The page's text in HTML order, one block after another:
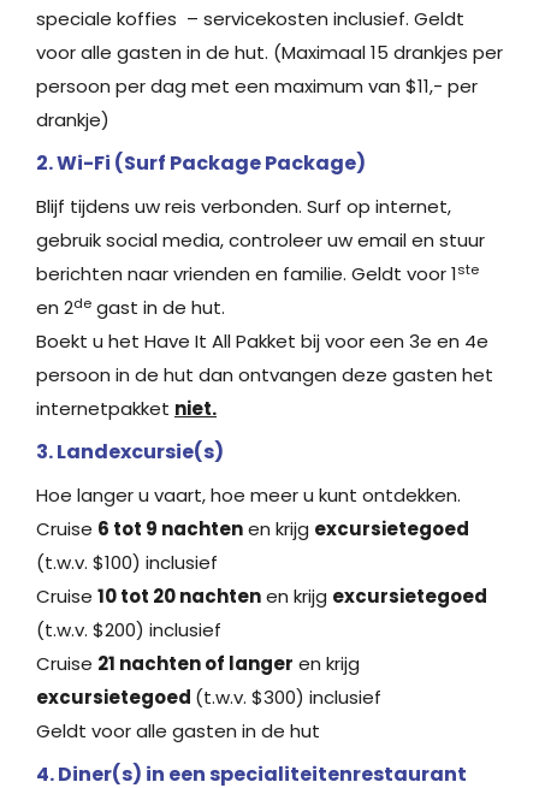
speciale koffies – servicekosten inclusief. Geldt
voor alle gasten in de hut. (Maximaal 15 drankjes per
persoon per dag met een maximum van $11,- per
drankje)
2. Wi-Fi (Surf Package Package)
Blijf tijdens uw reis verbonden. Surf op internet,
gebruik social media, controleer uw email en stuur
berichten naar vrienden en familie. Geldt voor 1ste
en 2de gast in de hut.
Boekt u het Have It All Pakket bij voor een 3e en 4e
persoon in de hut dan ontvangen deze gasten het
internetpakket niet.
3. Landexcursie(s)
Hoe langer u vaart, hoe meer u kunt ontdekken.
Cruise 6 tot 9 nachtenen krijg excursietegoed
(t.w.v. $100) inclusief
Cruise 10 tot 20 nachtenen krijg excursietegoed
(t.w.v. $200) inclusief
Cruise 21 nachten of langer en krijg
excursietegoed (t.w.v. $300) inclusief
Geldt voor alle gasten in de hut
4. Diner(s) in een specialiteitenrestaurant